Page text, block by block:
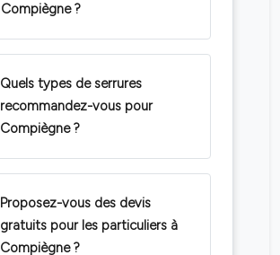
Compiègne ?
Quels types de serrures
recommandez-vous pour
Compiègne ?
Proposez-vous des devis
gratuits pour les particuliers à
Compiègne ?